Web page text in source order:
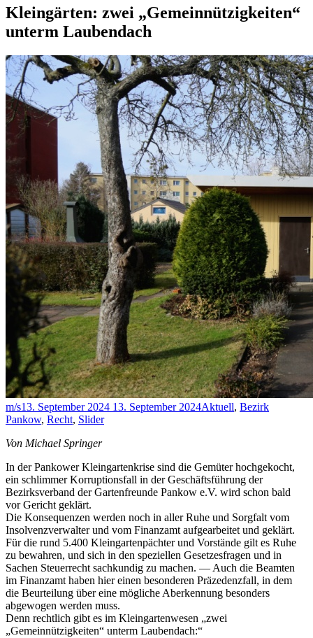
Kleingärten: zwei „Gemeinnützigkeiten“
unterm Laubendach
m/s13. September 2024 13. September 2024Aktuell, Bezirk
Pankow, Recht, Slider
Von Michael Springer
In der Pankower Kleingartenkrise sind die Gemüter hochgekocht,
ein schlimmer Korruptionsfall in der Geschäftsführung der
Bezirksverband der Gartenfreunde Pankow e.V. wird schon bald
vor Gericht geklärt.
Die Konsequenzen werden noch in aller Ruhe und Sorgfalt vom
Insolvenzverwalter und vom Finanzamt aufgearbeitet und geklärt.
Für die rund 5.400 Kleingartenpächter und Vorstände gilt es Ruhe
zu bewahren, und sich in den speziellen Gesetzesfragen und in
Sachen Steuerrecht sachkundig zu machen. — Auch die Beamten
im Finanzamt haben hier einen besonderen Präzedenzfall, in dem
die Beurteilung über eine mögliche Aberkennung besonders
abgewogen werden muss.
Denn rechtlich gibt es im Kleingartenwesen „zwei
„Gemeinnützigkeiten“ unterm Laubendach:“